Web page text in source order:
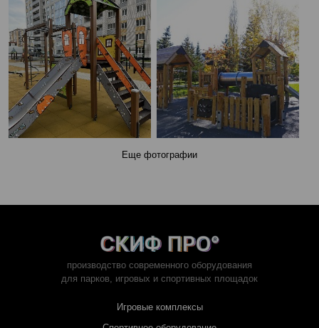
Еще фотографии
производство современного оборудования
для парков, игровых и спортивных площадок
Игровые комплексы